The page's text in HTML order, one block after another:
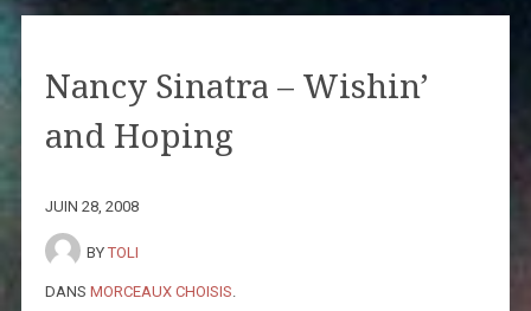
Nancy Sinatra – Wishin’
and Hoping
JUIN 28, 2008
BY TOLI
DANS MORCEAUX CHOISIS